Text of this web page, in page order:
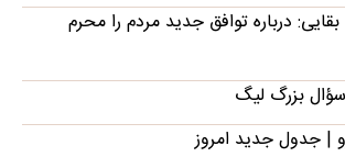
درباره توافق جدید مردم را محرم
بزرگ لیگ
| جدول جدید امروز